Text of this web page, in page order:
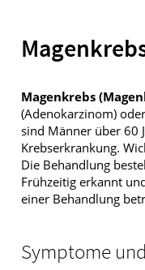
Schlafmedizin
Magenkrebs
(Adenokarzinom)
sind Männer über 60
Krebserkrankung.
Die Behandlung
Frühzeitig erkannt
einer Behandlung
Symptome